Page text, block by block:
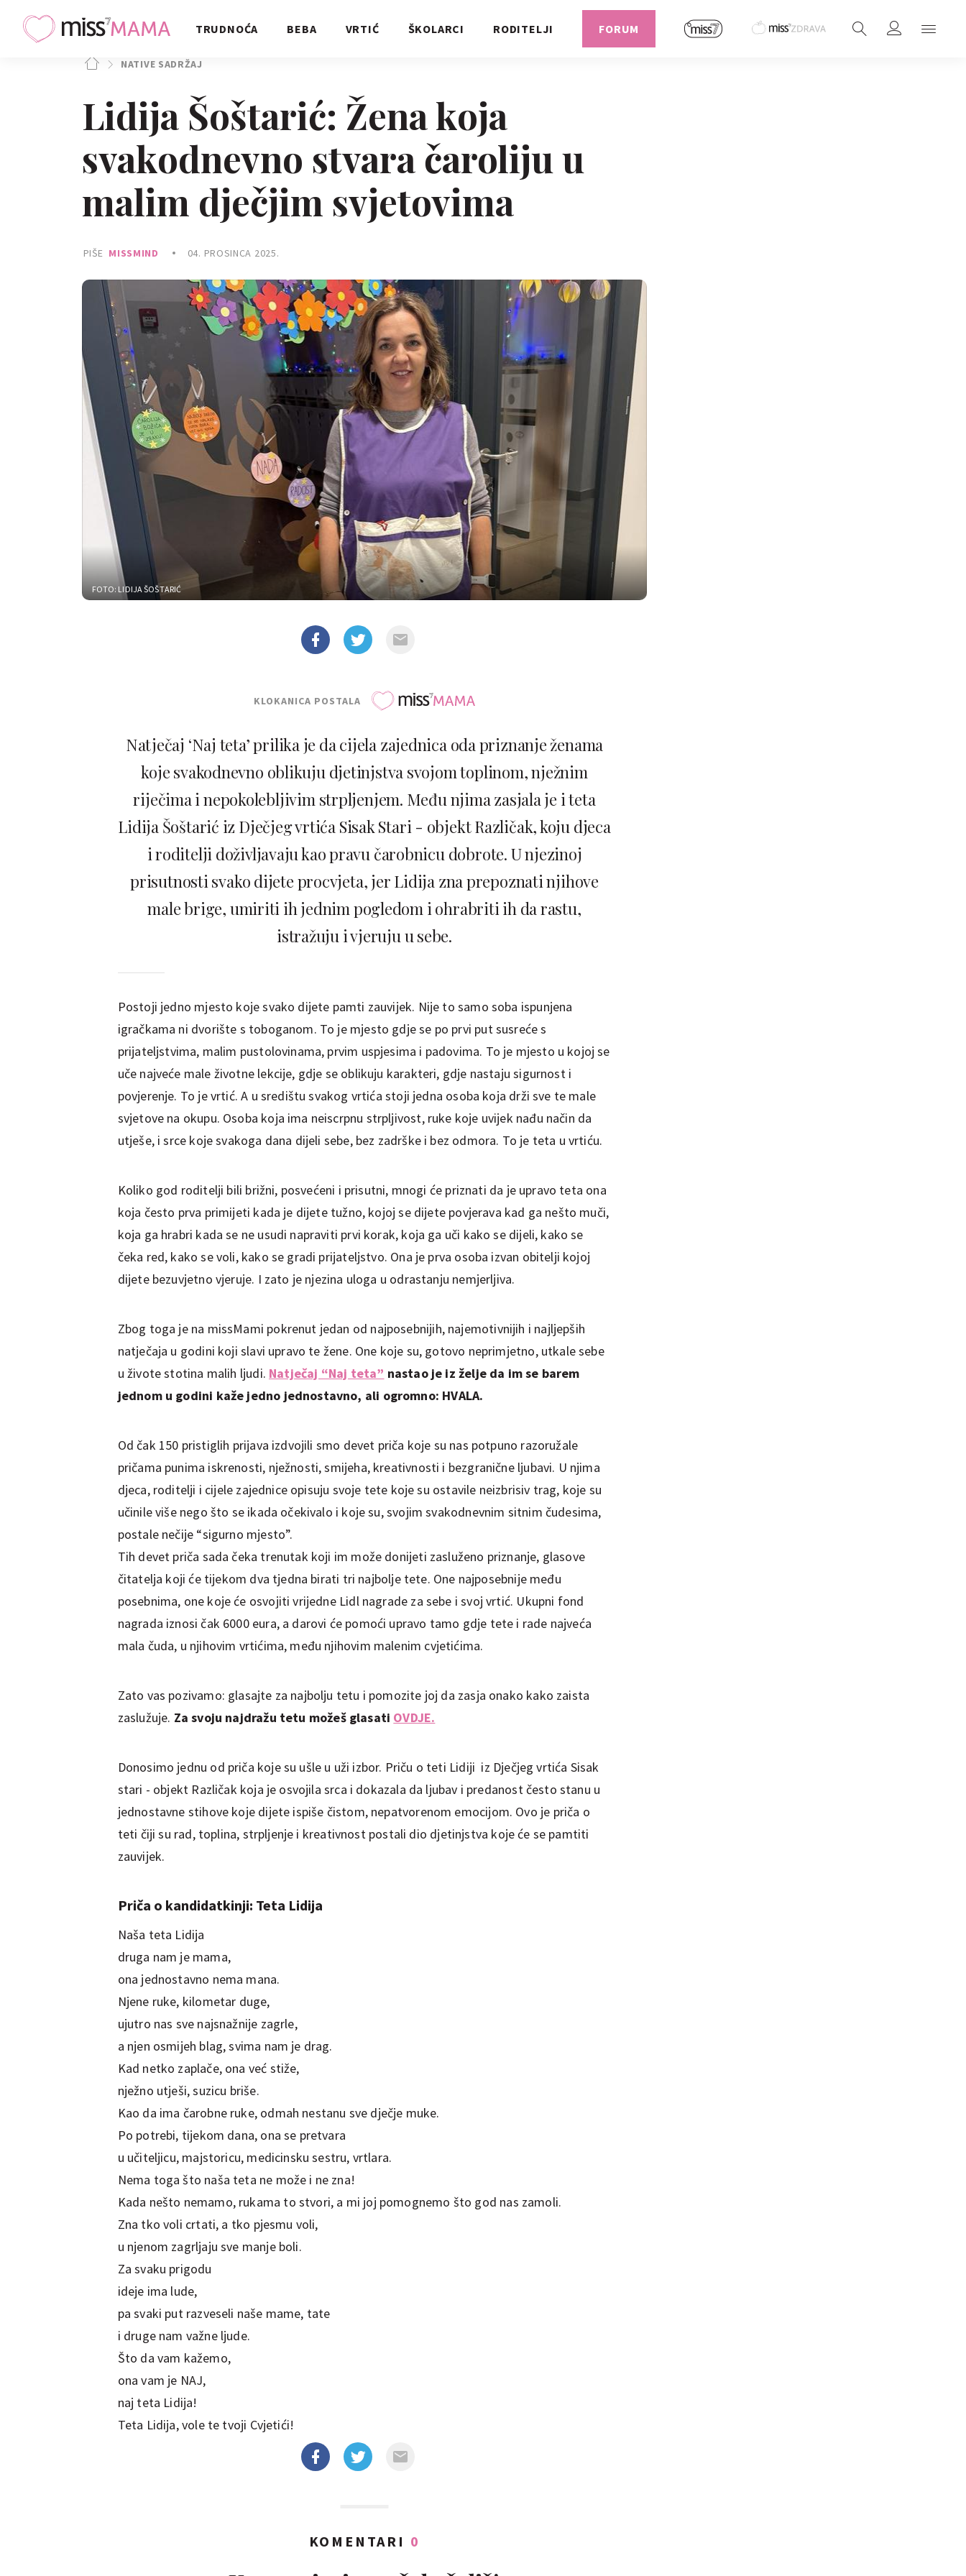
TRUDNOĆA BEBA VRTIĆ ŠKOLARCI RODITELJI FORUM
NATIVE SADRŽAJ
Lidija Šoštarić: Žena koja
svakodnevno stvara čaroliju u
malim dječjim svjetovima
PIŠE MISSMIND 04. PROSINCA 2025.
FOTO: LIDIJA ŠOŠTARIĆ
KLOKANICA POSTALA
Natječaj ‘Naj teta’ prilika je da cijela zajednica oda priznanje ženama
koje svakodnevno oblikuju djetinjstva svojom toplinom, nježnim
riječima i nepokolebljivim strpljenjem. Među njima zasjala je i teta
Lidija Šoštarić iz Dječjeg vrtića Sisak Stari - objekt Različak, koju djeca
i roditelji doživljavaju kao pravu čarobnicu dobrote. U njezinoj
prisutnosti svako dijete procvjeta, jer Lidija zna prepoznati njihove
male brige, umiriti ih jednim pogledom i ohrabriti ih da rastu,
istražuju i vjeruju u sebe.
Postoji jedno mjesto koje svako dijete pamti zauvijek. Nije to samo soba ispunjena
igračkama ni dvorište s toboganom. To je mjesto gdje se po prvi put susreće s
prijateljstvima, malim pustolovinama, prvim uspjesima i padovima. To je mjesto u kojoj se
uče najveće male životne lekcije, gdje se oblikuju karakteri, gdje nastaju sigurnost i
povjerenje. To je vrtić. A u središtu svakog vrtića stoji jedna osoba koja drži sve te male
svjetove na okupu. Osoba koja ima neiscrpnu strpljivost, ruke koje uvijek nađu način da
utješe, i srce koje svakoga dana dijeli sebe, bez zadrške i bez odmora. To je teta u vrtiću.
Koliko god roditelji bili brižni, posvećeni i prisutni, mnogi će priznati da je upravo teta ona
koja često prva primijeti kada je dijete tužno, kojoj se dijete povjerava kad ga nešto muči,
koja ga hrabri kada se ne usudi napraviti prvi korak, koja ga uči kako se dijeli, kako se
čeka red, kako se voli, kako se gradi prijateljstvo. Ona je prva osoba izvan obitelji kojoj
dijete bezuvjetno vjeruje. I zato je njezina uloga u odrastanju nemjerljiva.
Zbog toga je na missMami pokrenut jedan od najposebnijih, najemotivnijih i najljepših
natječaja u godini koji slavi upravo te žene. One koje su, gotovo neprimjetno, utkale sebe
u živote stotina malih ljudi. Natječaj “Naj teta” nastao je iz želje da im se barem
jednom u godini kaže jedno jednostavno, ali ogromno: HVALA.
Od čak 150 pristiglih prijava izdvojili smo devet priča koje su nas potpuno razoružale
pričama punima iskrenosti, nježnosti, smijeha, kreativnosti i bezgranične ljubavi. U njima
djeca, roditelji i cijele zajednice opisuju svoje tete koje su ostavile neizbrisiv trag, koje su
učinile više nego što se ikada očekivalo i koje su, svojim svakodnevnim sitnim čudesima,
postale nečije “sigurno mjesto”.
Tih devet priča sada čeka trenutak koji im može donijeti zasluženo priznanje, glasove
čitatelja koji će tijekom dva tjedna birati tri najbolje tete. One najposebnije među
posebnima, one koje će osvojiti vrijedne Lidl nagrade za sebe i svoj vrtić. Ukupni fond
nagrada iznosi čak 6000 eura, a darovi će pomoći upravo tamo gdje tete i rade najveća
mala čuda, u njihovim vrtićima, među njihovim malenim cvjetićima.
Zato vas pozivamo: glasajte za najbolju tetu i pomozite joj da zasja onako kako zaista
zaslužuje. Za svoju najdražu tetu možeš glasati OVDJE.
Donosimo jednu od priča koje su ušle u uži izbor. Priču o teti Lidiji iz Dječjeg vrtića Sisak
stari - objekt Različak koja je osvojila srca i dokazala da ljubav i predanost često stanu u
jednostavne stihove koje dijete ispiše čistom, nepatvorenom emocijom. Ovo je priča o
teti čiji su rad, toplina, strpljenje i kreativnost postali dio djetinjstva koje će se pamtiti
zauvijek.
Priča o kandidatkinji: Teta Lidija
Naša teta Lidija
druga nam je mama,
ona jednostavno nema mana.
Njene ruke, kilometar duge,
ujutro nas sve najsnažnije zagrle,
a njen osmijeh blag, svima nam je drag.
Kad netko zaplače, ona već stiže,
nježno utješi, suzicu briše.
Kao da ima čarobne ruke, odmah nestanu sve dječje muke.
Po potrebi, tijekom dana, ona se pretvara
u učiteljicu, majstoricu, medicinsku sestru, vrtlara.
Nema toga što naša teta ne može i ne zna!
Kada nešto nemamo, rukama to stvori, a mi joj pomognemo što god nas zamoli.
Zna tko voli crtati, a tko pjesmu voli,
u njenom zagrljaju sve manje boli.
Za svaku prigodu
ideje ima lude,
pa svaki put razveseli naše mame, tate
i druge nam važne ljude.
Što da vam kažemo,
ona vam je NAJ,
naj teta Lidija!
Teta Lidija, vole te tvoji Cvjetići!
KOMENTARI 0